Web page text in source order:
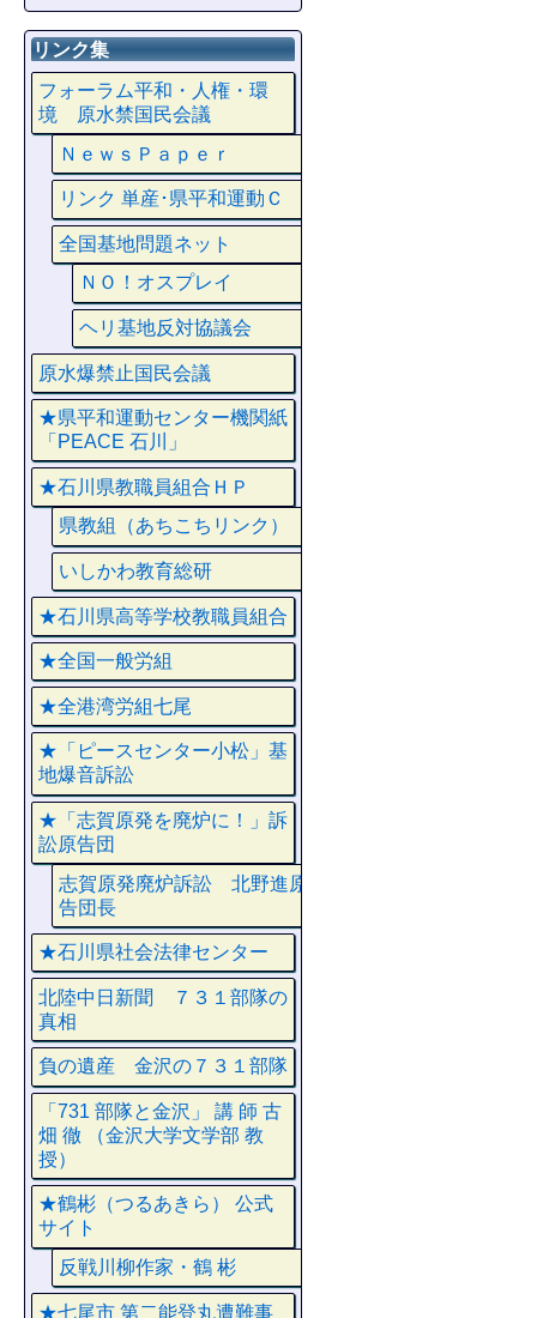
リンク集
フォーラム平和・人権・環
境 原水禁国民会議
ＮｅｗｓＰａｐｅｒ
リンク 単産･県平和運動Ｃ
全国基地問題ネット
ＮＯ！オスプレイ
ヘリ基地反対協議会
原水爆禁止国民会議
★県平和運動センター機関紙
「PEACE 石川」
★石川県教職員組合ＨＰ
県教組（あちこちリンク）
いしかわ教育総研
★石川県高等学校教職員組合
★全国一般労組
★全港湾労組七尾
★「ピースセンター小松」基
地爆音訴訟
★「志賀原発を廃炉に！」訴
訟原告団
志賀原発廃炉訴訟 北野進原
告団長
★石川県社会法律センター
北陸中日新聞 ７３１部隊の
真相
負の遺産 金沢の７３１部隊
「731 部隊と金沢」 講 師 古
畑 徹 （金沢大学文学部 教
授）
★鶴彬（つるあきら） 公式
サイト
反戦川柳作家・鶴 彬
★七尾市 第二能登丸遭難事